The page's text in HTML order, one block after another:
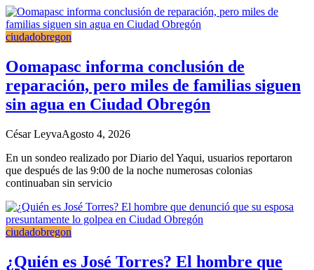
ciudadobregon
Oomapasc informa conclusión de
reparación, pero miles de familias siguen
sin agua en Ciudad Obregón
César LeyvaAgosto 4, 2026
En un sondeo realizado por Diario del Yaqui, usuarios reportaron
que después de las 9:00 de la noche numerosas colonias
continuaban sin servicio
ciudadobregon
¿Quién es José Torres? El hombre que